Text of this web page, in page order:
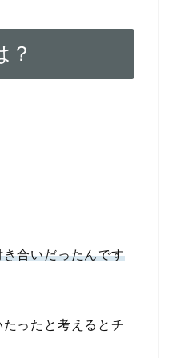
？
合いだったんです
ったと考えるとチ